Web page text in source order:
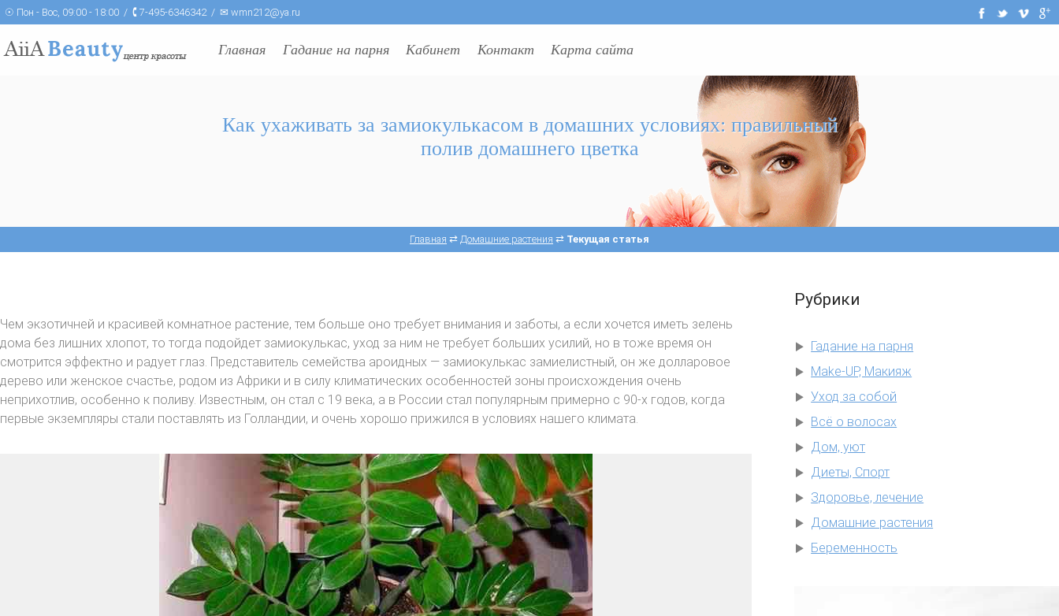
Главная Гадание на парня Кабинет Контакт Карта сайта
Как ухаживать за замиокулькасом в домашних условиях: правильный
полив домашнего цветка
Главная ⇄ Домашние растения ⇄ Текущая статья
Чем экзотичней и красивей комнатное растение, тем больше оно требует внимания и заботы, а если хочется иметь зелень
дома без лишних хлопот, то тогда подойдет замиокулькас, уход за ним не требует больших усилий, но в тоже время он
смотрится эффектно и радует глаз. Представитель семейства ароидных — замиокулькас замиелистный, он же долларовое
дерево или женское счастье, родом из Африки и в силу климатических особенностей зоны происхождения очень
неприхотлив, особенно к поливу. Известным, он стал с 19 века, а в России стал популярным примерно с 90-х годов, когда
первые экземпляры стали поставлять из Голландии, и очень хорошо прижился в условиях нашего климата.
Рубрики
Гадание на парня
Make-UP, Макияж
Уход за собой
Всё о волосах
Дом, уют
Диеты, Спорт
Здоровье, лечение
Домашние растения
Беременность
☉ Пон - Вос, 09:00 - 18:00 / 🕻 7-495-6346342 / ✉ wmn212@ya.ru